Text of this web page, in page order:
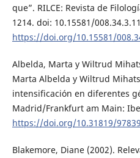
que”. RILCE: Revista de
1214. doi: 10.15581/
https://doi.org/10.15581/
Albelda, Marta y Wiltrud
Marta Albelda y Wiltrud
intensificación en diferentes
Madrid/Frankfurt am Main:
https://doi.org/10.31819/
Blakemore, Diane (2002).